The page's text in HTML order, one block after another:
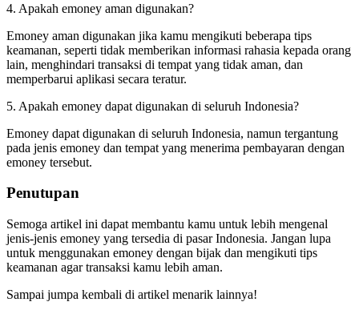
4. Apakah emoney aman digunakan?
Emoney aman digunakan jika kamu mengikuti beberapa tips
keamanan, seperti tidak memberikan informasi rahasia kepada orang
lain, menghindari transaksi di tempat yang tidak aman, dan
memperbarui aplikasi secara teratur.
5. Apakah emoney dapat digunakan di seluruh Indonesia?
Emoney dapat digunakan di seluruh Indonesia, namun tergantung
pada jenis emoney dan tempat yang menerima pembayaran dengan
emoney tersebut.
Penutupan
Semoga artikel ini dapat membantu kamu untuk lebih mengenal
jenis-jenis emoney yang tersedia di pasar Indonesia. Jangan lupa
untuk menggunakan emoney dengan bijak dan mengikuti tips
keamanan agar transaksi kamu lebih aman.
Sampai jumpa kembali di artikel menarik lainnya!